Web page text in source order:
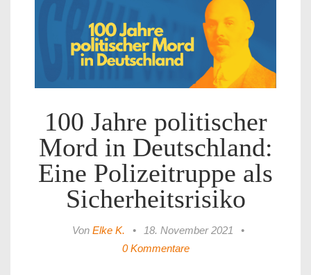
100 Jahre politischer
Mord in Deutschland:
Eine Polizeitruppe als
Sicherheitsrisiko
Von Elke K. • 18. November 2021
•
0 Kommentare